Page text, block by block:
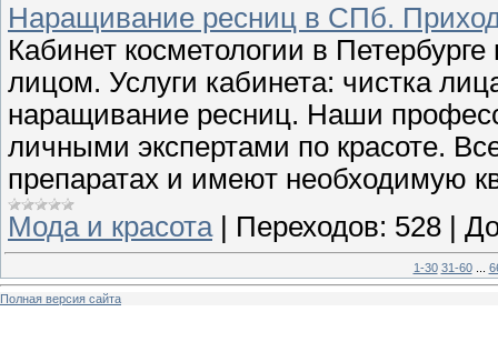
Наращивание ресниц в СПб.
Кабинет косметологии в
лицом. Услуги кабинета: чистка
наращивание ресниц. Наши
личными экспертами по красоте.
препаратах и имеют необходимую
Мода и красота| Переходов: 528
1-30 31-60
Полная версия сайта